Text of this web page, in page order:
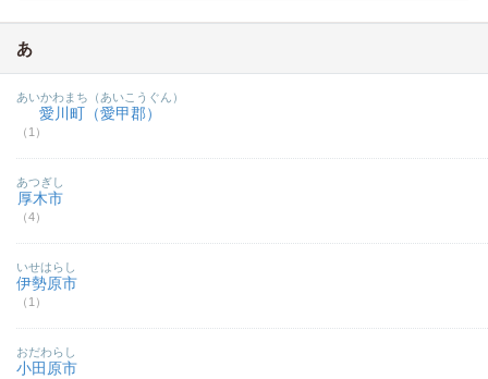
あ
愛川町（愛甲郡）
（1）
あいかわまち（あいこうぐん）
厚木市
（4）
あつぎし
伊勢原市
（1）
いせはらし
小田原市
おだわらし